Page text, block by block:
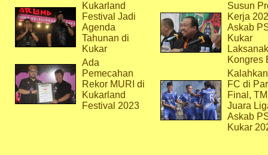
Kukarland
Festival Jadi
Agenda
Tahunan di
Kukar
Ada
Pemecahan
Rekor MURI di
Kukarland
Festival 2023
Susun
Kerja
Askab
Kukar
Kongres
FC di
Final,
Juara
Askab
Kukar